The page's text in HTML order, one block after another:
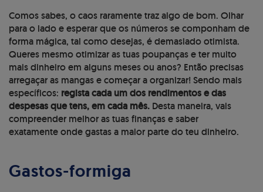
Comos sabes, o caos raramente traz algo de bom. Olhar
para o lado e esperar que os números se componham de
forma mágica, tal como desejas, é demasiado otimista.
Queres mesmo otimizar as tuas poupançase ter muito
mais dinheiro em alguns meses ou anos? Então precisas
arregaçar as mangas e começar a organizar! Sendo mais
específicos: regista cada um dos rendimentos e das
despesas que tens, em cada mês. Desta maneira, vais
compreender melhor as tuas finanças e saber
exatamente onde gastas a maior parte do teu dinheiro.
Gastos-formiga